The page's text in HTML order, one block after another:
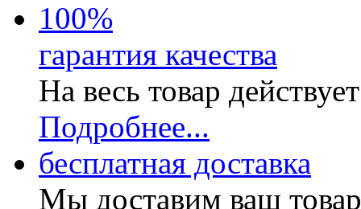
100%
гарантия качества
На весь товар
Подробнее...
бесплатная доставка
Мы доставим ваш